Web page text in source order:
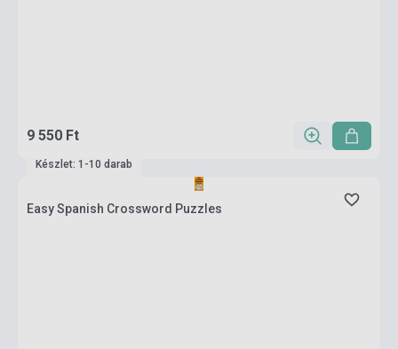
9 550 Ft
Készlet: 1-10 darab
Easy Spanish Crossword Puzzles